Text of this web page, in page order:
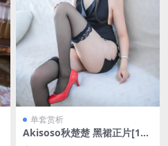
单套赏析
Akisoso秋楚楚 黑裙正片[17P
-281MB]